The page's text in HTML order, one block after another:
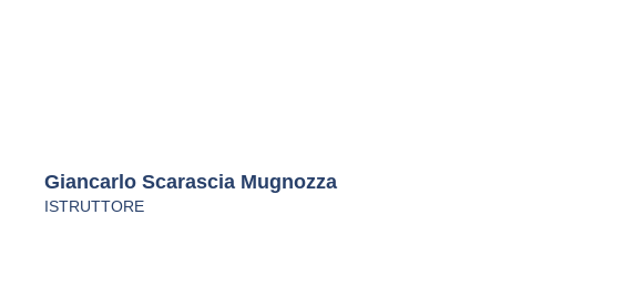
Giancarlo Scarascia Mugnozza
ISTRUTTORE